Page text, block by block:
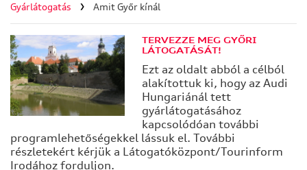
Gyárlátogatás
Regisztráció gyárlátogatásra
Virtuális gyárlátogatás
Amit Győr kínál
Játékos gyárlátogatás
Gyárlátogatás Amit Győr kínál
TERVEZZE MEG GYŐRI
LÁTOGATÁSÁT!
Ezt az oldalt abból a célból
alakítottuk ki, hogy az Audi
Hungariánál tett
gyárlátogatásához
kapcsolódóan további
programlehetőségekkel lássuk el. További
részletekért kérjük a Látogatóközpont/Tourinform
Irodához forduljon.
sütik
Statisztika készítéshez
szükséges sütik
Marketinghez szükséges
sütik
Bővebb információk
adatvédelme